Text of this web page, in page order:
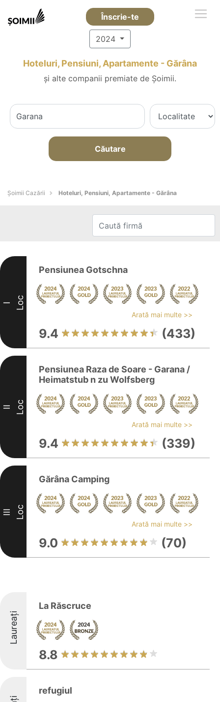
Înscrie-te
2024
Hoteluri, Pensiuni, Apartamente - Gărâna
și alte companii premiate de Șoimii.
Căutare
Șoimii Cazării Hoteluri, Pensiuni, Apartamente - Gărâna
I Loc
Pensiunea Gotschna
Arată mai multe >>
9.4 (433)
II Loc
Pensiunea Raza de Soare - Garana /
Heimatstub n zu Wolfsberg
Arată mai multe >>
9.4 (339)
III Loc
Gărâna Camping
Arată mai multe >>
9.0 (70)
Laureați
La Răscruce
8.8
refugiul